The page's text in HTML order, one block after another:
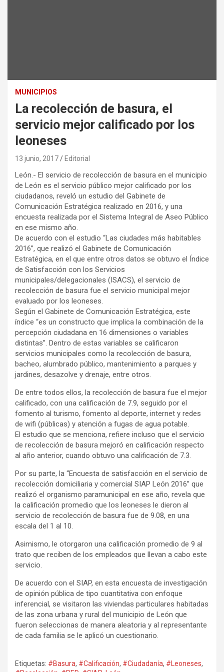
MUNICIPIOS
La recolección de basura, el
servicio mejor calificado por los
leoneses
13 junio, 2017 Editorial
León.- El servicio de recolección de basura en el municipio
de León es el servicio público mejor calificado por los
ciudadanos, reveló un estudio del Gabinete de
Comunicación Estratégica realizado en 2016, y una
encuesta realizada por el Sistema Integral de Aseo Público
en ese mismo año.
De acuerdo con el estudio “Las ciudades más habitables
2016”, que realizó el Gabinete de Comunicación
Estratégica, en el que entre otros datos se obtuvo el Índice
de Satisfacción con los Servicios
municipales/delegacionales (ISACS), el servicio de
recolección de basura fue el servicio municipal mejor
evaluado por los leoneses.
Según el Gabinete de Comunicación Estratégica, este
índice “es un constructo que implica la combinación de la
percepción ciudadana en 16 dimensiones o variables
distintas”. Dentro de estas variables se calificaron
servicios municipales como la recolección de basura,
bacheo, alumbrado público, mantenimiento a parques y
jardines, desazolve y drenaje, entre otros.
De entre todos ellos, la recolección de basura fue el mejor
calificado, con una calificación de 7.9, seguido por el
fomento al turismo, fomento al deporte, internet y redes
de wifi (públicas) y atención a fugas de agua potable.
El estudio que se menciona, refiere incluso que el servicio
de recolección de basura mejoró en calificación respecto
al año anterior, cuando obtuvo una calificación de 7.3.
Por su parte, la “Encuesta de satisfacción en el servicio de
recolección domiciliaria y comercial SIAP León 2016” que
realizó el organismo paramunicipal en ese año, revela que
la calificación promedio que los leoneses le dieron al
servicio de recolección de basura fue de 9.08, en una
escala del 1 al 10.
Asimismo, le otorgaron una calificación promedio de 9 al
trato que reciben de los empleados que llevan a cabo este
servicio.
De acuerdo con el SIAP, en esta encuesta de investigación
de opinión pública de tipo cuantitativa con enfoque
inferencial, se visitaron las viviendas particulares habitadas
de las zona urbana y rural del municipio de León que
fueron seleccionas de manera aleatoria y al representante
de cada familia se le aplicó un cuestionario.
Etiquetas: #Basura, #Calificación, #Ciudadanía, #Leoneses,